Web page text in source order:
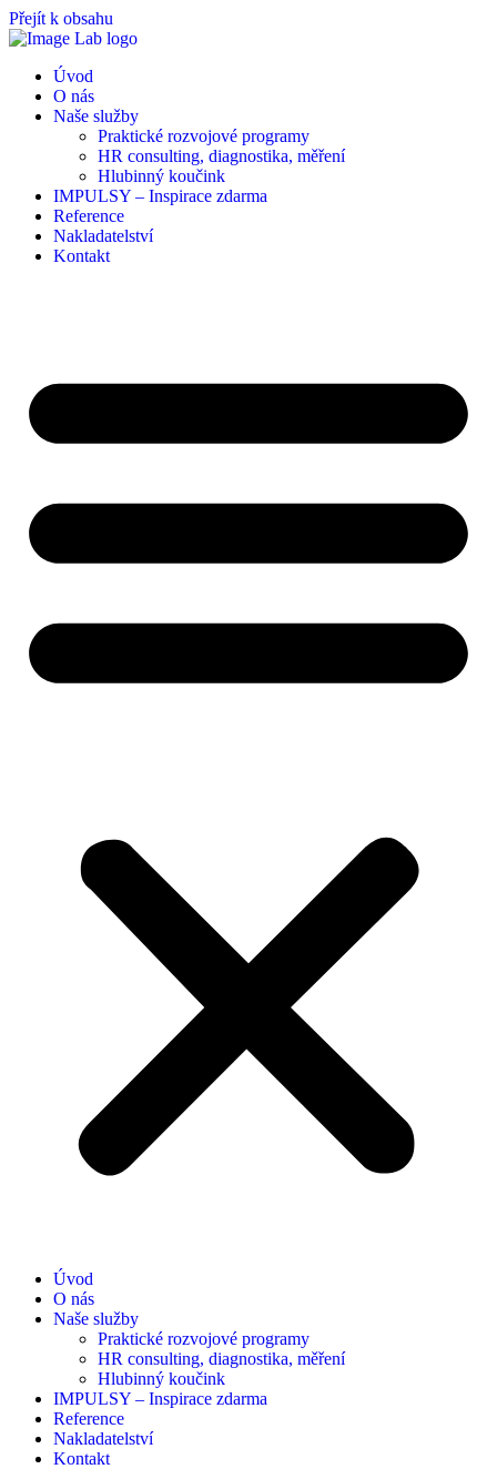
Přejít k obsahu
Úvod
O nás
Naše služby
Praktické rozvojové programy
HR consulting, diagnostika, měření
Hlubinný koučink
IMPULSY – Inspirace zdarma
Reference
Nakladatelství
Kontakt
Úvod
O nás
Naše služby
Praktické rozvojové programy
HR consulting, diagnostika, měření
Hlubinný koučink
IMPULSY – Inspirace zdarma
Reference
Nakladatelství
Kontakt